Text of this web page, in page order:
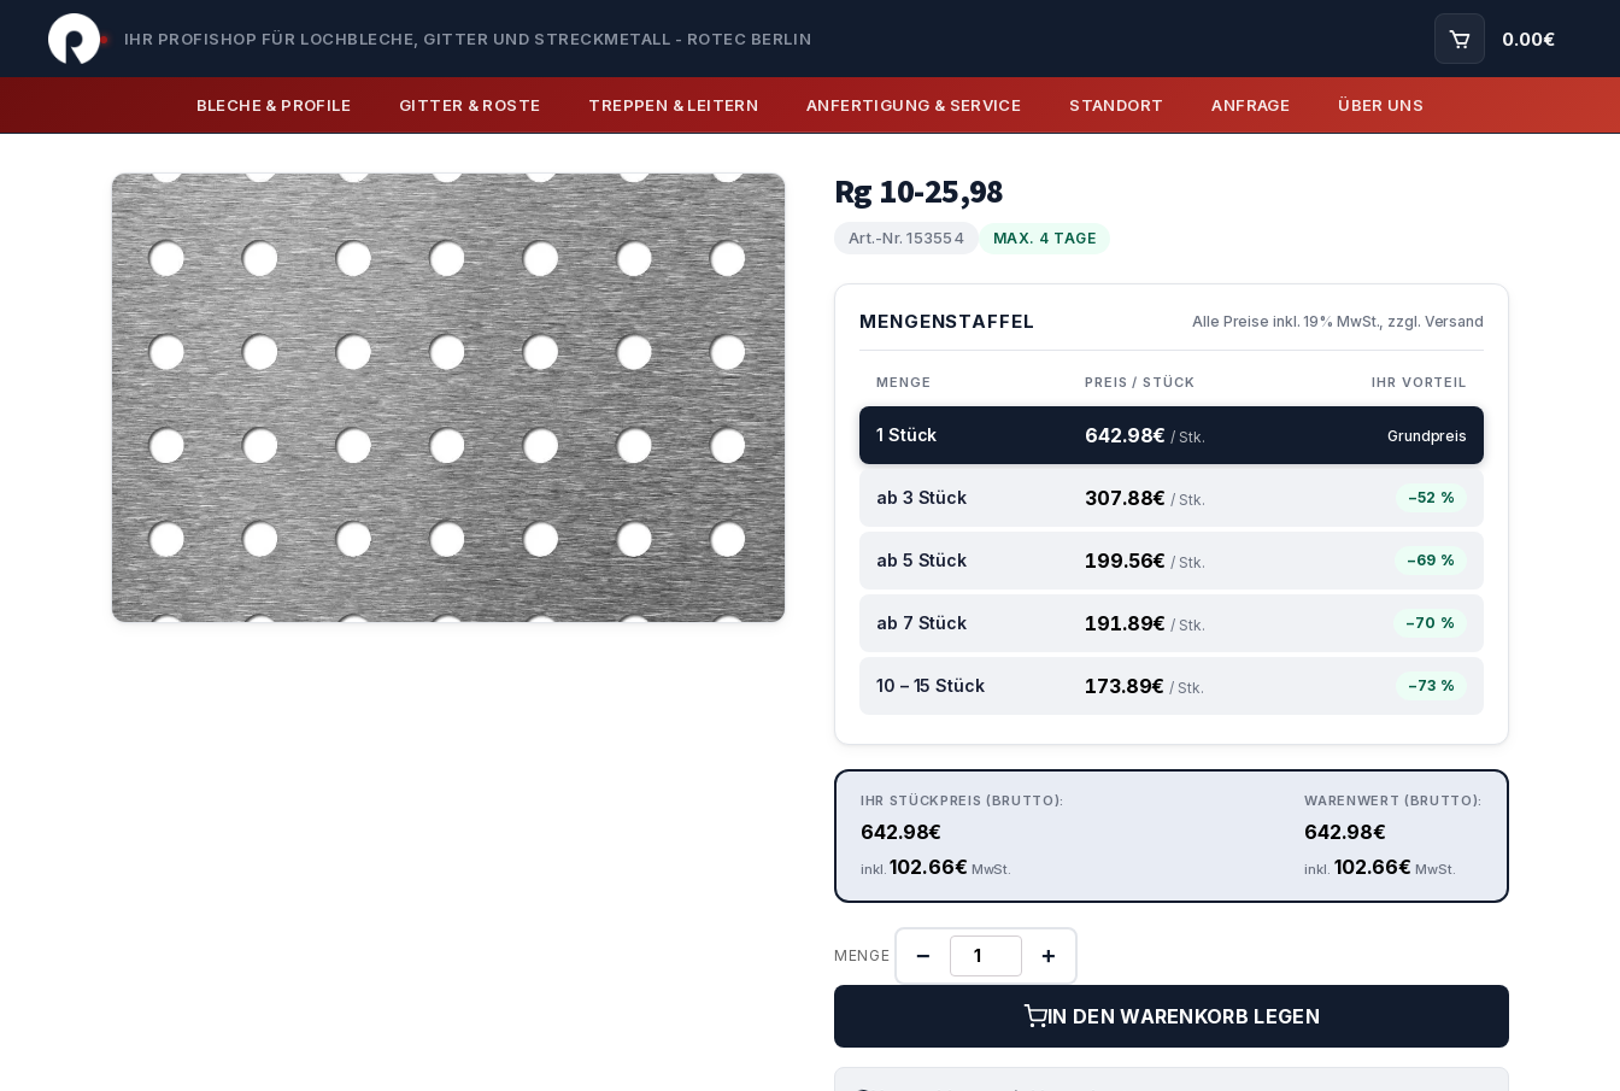
IHR PROFISHOP FÜR LOCHBLECHE, GITTER UND STRECKMETALL - ROTEC BERLIN 0.00€
BLECHE & PROFILE GITTER & ROSTE TREPPEN & LEITERN ANFERTIGUNG & SERVICE STANDORT ANFRAGE ÜBER UNS
Rg 10-25,98
Art.-Nr. 153554 MAX. 4 TAGE
MENGENSTAFFEL Alle Preise inkl. 19% MwSt., zzgl. Versand
MENGE PREIS / STÜCK IHR VORTEIL
1 Stück 642.98€ / Stk. Grundpreis
ab 3 Stück 307.88€ / Stk. −52 %
ab 5 Stück 199.56€ / Stk. −69 %
ab 7 Stück 191.89€ / Stk. −70 %
10 – 15 Stück 173.89€ / Stk. −73 %
IHR STÜCKPREIS (BRUTTO):
642.98€
inkl.102.66€ MwSt.
WARENWERT (BRUTTO):
642.98€
inkl. 102.66€ MwSt.
MENGE − +
IN DEN WARENKORB LEGEN